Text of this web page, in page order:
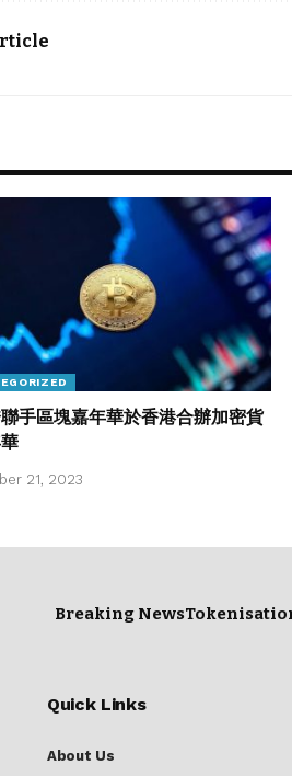
手區塊嘉年華於香港合辦加密貨
21, 2023
Breaking News
Quick Links
About Us